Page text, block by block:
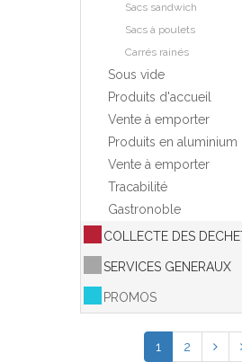
Sacs sandwich
Sacs à poulets
Carrés rainés
Sous vide
Produits d'accueil
Vente à emporter
Produits en aluminium
Vente à emporter
Tracabilité
Gastronoble
COLLECTE DES
SERVICES GENERAUX
PROMOS
1 2